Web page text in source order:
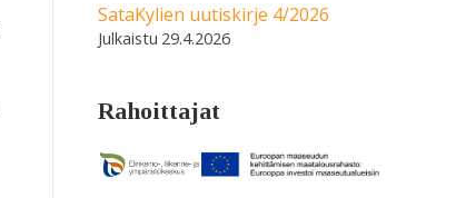
SataKylien uutiskirje 4/2026
29.4.2026
Rahoittajat